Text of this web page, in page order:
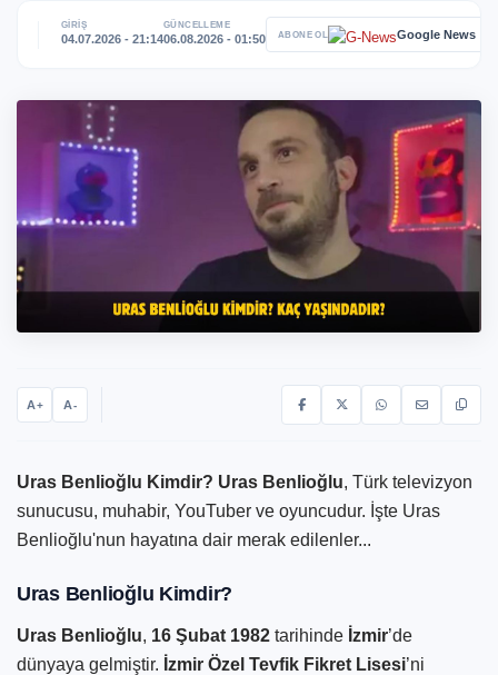
GİRİŞ
04.07.2026 - 21:14
GÜNCELLEME
06.08.2026 - 01:50 ABONE OL Google News
A+ A-
Uras Benlioğlu Kimdir? Uras Benlioğlu, Türk televizyon
sunucusu, muhabir, YouTuber ve oyuncudur. İşte Uras
Benlioğlu'nun hayatına dair merak edilenler...
Uras Benlioğlu Kimdir?
Uras Benlioğlu, 16 Şubat 1982 tarihinde İzmir’de
dünyaya gelmiştir. İzmir Özel Tevfik Fikret Lisesi’ni